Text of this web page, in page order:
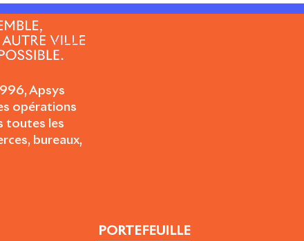
Apsys
opérations
toutes les
bureaux,
PORTEFEUILLE